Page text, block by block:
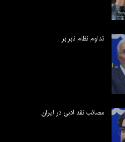
تداوم نظام نابرابر
مصائب نقد ادبی در ایران